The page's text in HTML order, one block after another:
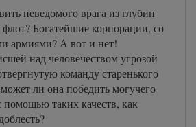
неведомого врага из глубин
Богатейшие корпорации, со
армиями? А вот и нет!
над человечеством угрозой
команду старенького
ли она победить могучего
таких качеств, как